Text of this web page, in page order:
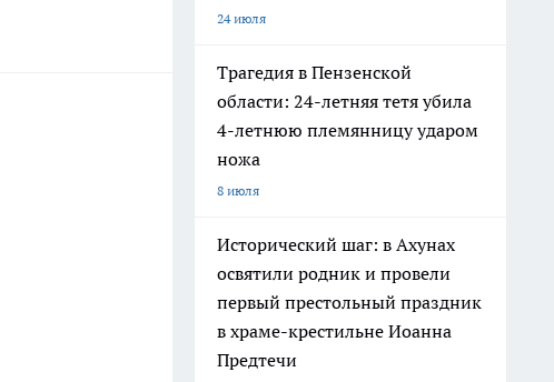
24 июля
Трагедия в Пензенской
области: 24-летняя тетя убила
4-летнюю племянницу ударом
ножа
8 июля
Исторический шаг: в Ахунах
освятили родник и провели
первый престольный праздник
в храме-крестильне Иоанна
Предтечи